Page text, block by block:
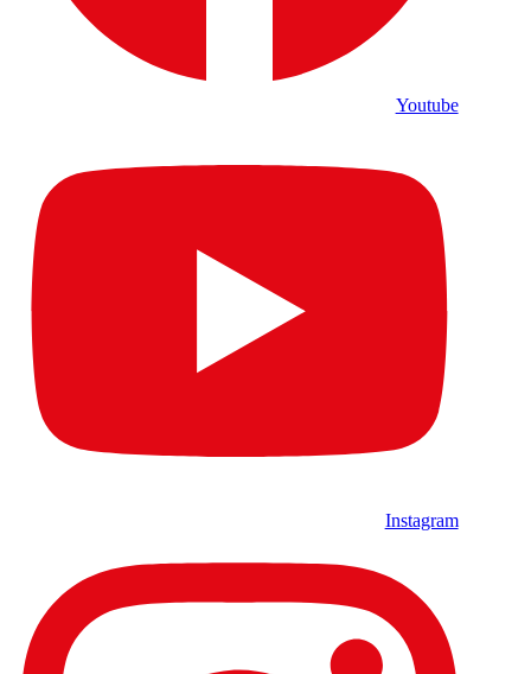
Youtube
Instagram